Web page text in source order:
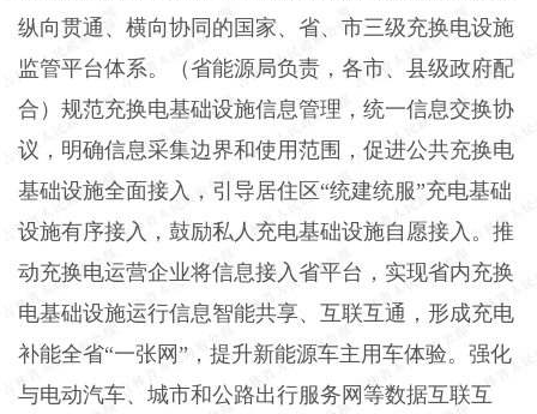
纵向贯通、横向协同的国家、省、市三级充换电设施
监管平台体系。（省能源局负责，各市、县级政府配
合）规范充换电基础设施信息管理，统一信息交换协
议，明确信息采集边界和使用范围，促进公共充换电
基础设施全面接入，引导居住区“统建统服”充电基础
设施有序接入，鼓励私人充电基础设施自愿接入。推
动充换电运营企业将信息接入省平台，实现省内充换
电基础设施运行信息智能共享、互联互通，形成充电
补能全省“一张网”，提升新能源车主用车体验。强化
与电动汽车、城市和公路出行服务网等数据互联互